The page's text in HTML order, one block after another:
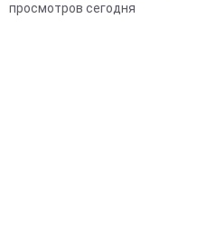
просмотров сегодня